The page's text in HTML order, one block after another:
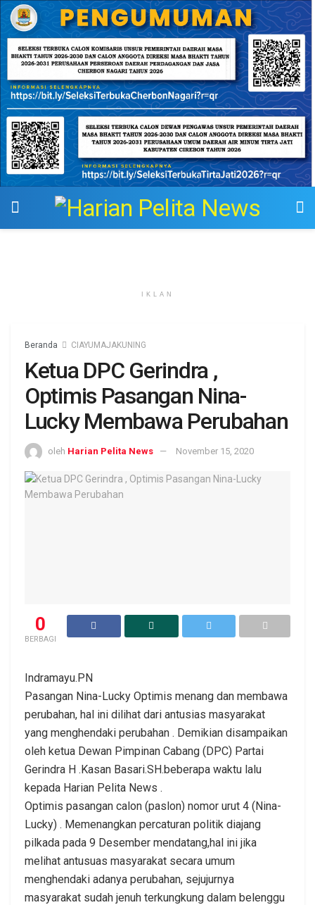
IKLAN
Beranda CIAYUMAJAKUNING
Ketua DPC Gerindra ,
Optimis Pasangan Nina-
Lucky Membawa Perubahan
oleh Harian Pelita News November 15, 2020
0
BERBAGI
Indramayu.PN
Pasangan Nina-Lucky Optimis menang dan membawa
perubahan, hal ini dilihat dari antusias masyarakat
yang menghendaki perubahan . Demikian disampaikan
oleh ketua Dewan Pimpinan Cabang (DPC) Partai
Gerindra H .Kasan Basari.SH.beberapa waktu lalu
kepada Harian Pelita News .
Optimis pasangan calon (paslon) nomor urut 4 (Nina-
Lucky) . Memenangkan percaturan politik diajang
pilkada pada 9 Desember mendatang,hal ini jika
melihat antusuas masyarakat secara umum
menghendaki adanya perubahan, sejujurnya
masyarakat sudah jenuh terkungkung dalam belenggu